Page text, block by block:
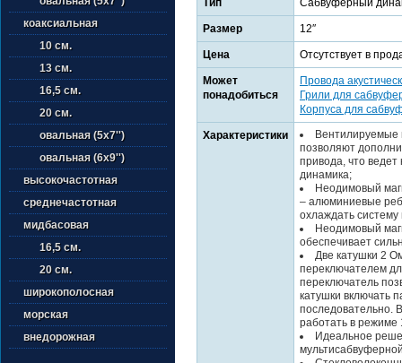
коаксиальная
10 см.
13 см.
16,5 см.
20 см.
овальная (5х7'')
овальная (6х9'')
высокочастотная
среднечастотная
мидбасовая
16,5 см.
20 см.
широкополосная
морская
внедорожная
Размер 12″
Цена Отсутствует в
Может
понадобиться
Провода
Грили для
Корпуса для
Характеристики
Вентилируемые
позволяют
привода, что
динамика;
Неодимовый
– алюминиевые
охлаждать систему
Неодимовый
обеспечивает
Две катушки 2
переключателем
переключатель
катушки включать
последовательно.
работать в
Идеальное